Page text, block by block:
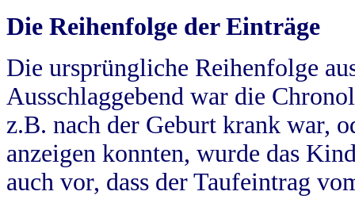
Die Reihenfolge der Einträge
Die ursprüngliche Reihenfolge
Ausschlaggebend war die
z.B. nach der Geburt krank war,
anzeigen konnten, wurde das
auch vor, dass der Taufeintrag